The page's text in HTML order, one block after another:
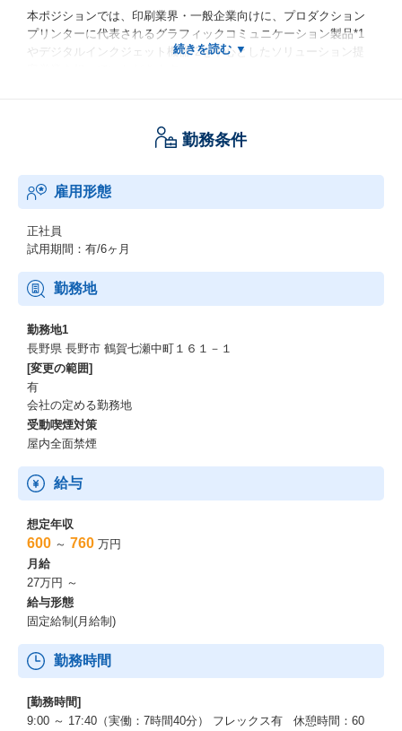
本ポジションでは、印刷業界・一般企業向けに、プロダクション
プリンターに代表されるグラフィックコミュニケーション製品*1
やデジタルインクジェット機器*2を中心としたソリューション提
の解決に寄与する提案活動を行います。
■BtoC、BtoBtoCのマーケティング強化・売上拡大を目指すお客様
へ
・デジタル印刷機やワークフローシステムの販売・導入支援
・チラシ・カタログ・パッケージ・DMを高品質化、効率化させる
・「顧客データ活用によるパーソナライズDM」や「デジタル×紙
のハイブリッド販促」による、DM開封率、集客率、クロス・アッ
プセル向上による増力化を支援
■サービスビューロー・印刷会社へ
・出力サービスの高品質化、制作プロセス改善
・印刷の効率化や自動化、少量多品種対応などによる同社機器の
生産財としての価値化提案
・印刷ビジネスのDX・新市場創出など顧客成長へ直結する増力化
提案
■担当顧客へのソリューション提案活動
・機械を売るだけでなく、喫緊の経営課題（生産性・利益率・受
注拡大など）に寄り添い、デジタル印刷技術とソリューション力
を通じて課題解決や新しいビジネスモデルを作る提案
*1 グラフィックコミュニケーション製品：
https://www.fujifilm.com/fb/product/publishing?lnk=flyout
*2 デジタルインクジェット機器：
https://www.fujifilm.com/jp/ja/business/graphic/digitalinkjet
勤務条件
雇用形態
正社員
試用期間：有/6ヶ月
勤務地
勤務地1
長野県 長野市 鶴賀七瀬中町１６１－１
[変更の範囲]
有
会社の定める勤務地
受動喫煙対策
屋内全面禁煙
給与
想定年収
600 ～ 760 万円
月給
27万円 ～
給与形態
固定給制(月給制)
勤務時間
[勤務時間]
9:00 ～ 17:40（実働：7時間40分） フレックス有 休憩時間：60